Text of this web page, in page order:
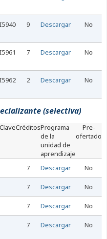
I5940 9 Descargar No
I5961 7 Descargar No
I5962 2 Descargar No
(selectiva)
ClaveCréditosPrograma
de la
unidad de
aprendizaje
Pre-
ofertado
7 Descargar No
7 Descargar No
7 Descargar No
7 Descargar No